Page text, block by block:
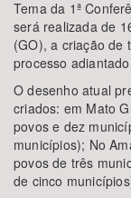
Tema da 1ª
será realizada de
(GO), a criação de
processo
O desenho atual
criados: em Mato
povos e dez
municípios); No
povos de três
de cinco